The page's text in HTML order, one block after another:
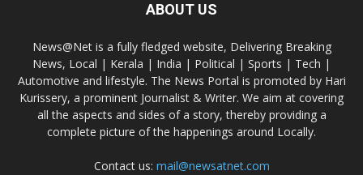
ABOUT US
News@Net is a fully fledged website, Delivering Breaking
News, Local | Kerala | India | Political | Sports | Tech |
Automotive and lifestyle. The News Portal is promoted by Hari
Kurissery, a prominent Journalist & Writer. We aim at covering
all the aspects and sides of a story, thereby providing a
complete picture of the happenings around Locally.
Contact us: mail@newsatnet.com